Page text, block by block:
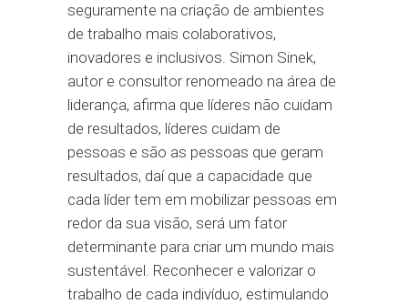
seguramente na criação de ambientes
de trabalho mais colaborativos,
inovadores e inclusivos. Simon Sinek,
autor e consultor renomeado na área de
liderança, afirma que líderes não cuidam
de resultados, líderes cuidam de
pessoas e são as pessoas que geram
resultados, daí que a capacidade que
cada líder tem em mobilizar pessoas em
redor da sua visão, será um fator
determinante para criar um mundo mais
sustentável. Reconhecer e valorizar o
trabalho de cada indivíduo, estimulando